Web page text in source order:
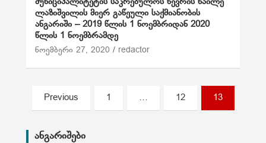
ლაზიშვილის მიერ გაწეული საქმიანობის
ანგარიში – 2019 წლის 1 ნოემბრიდან 2020
წლის 1 ნოემბრამდე
ნოემბერი 27, 2020 redactor
ა
ნ
Previous 1 … 12 13
ანგარიშები